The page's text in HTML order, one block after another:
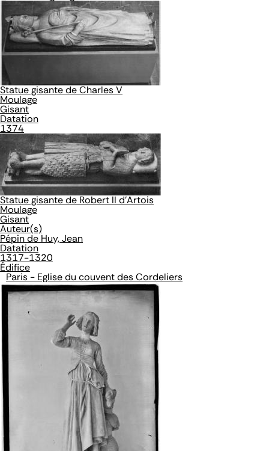
Statue gisante de Charles V
Moulage
Gisant
Datation
1374
Statue gisante de Robert II d'Artois
Moulage
Gisant
Auteur(s)
Pépin de Huy, Jean
Datation
1317-1320
Édifice
Paris - Eglise du couvent des Cordeliers